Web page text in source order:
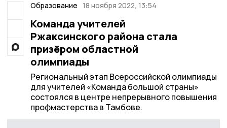
Образование 18 ноября 2022, 13:54
Команда учителей
Ржаксинского района стала
призёром областной
олимпиады
Региональный этап Всероссийской олимпиады
для учителей «Команда большой страны»
состоялся в центре непрерывного повышения
профмастерства в Тамбове.